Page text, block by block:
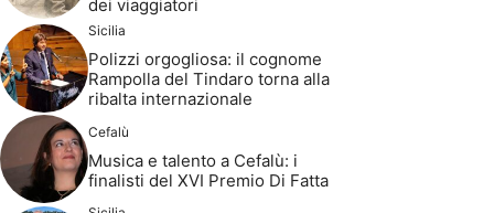
dei viaggiatori
Sicilia
Polizzi orgogliosa: il cognome
Rampolla del Tindaro torna alla
ribalta internazionale
Cefalù
Musica e talento a Cefalù: i
finalisti del XVI Premio Di Fatta